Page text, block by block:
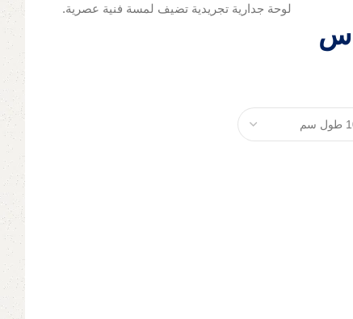
لوحة جدارية تجريدية تضيف لمسة فنية عصرية.